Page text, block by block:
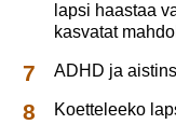
lapsi haastaa
kasvatat
ADHD ja
Koetteleeko